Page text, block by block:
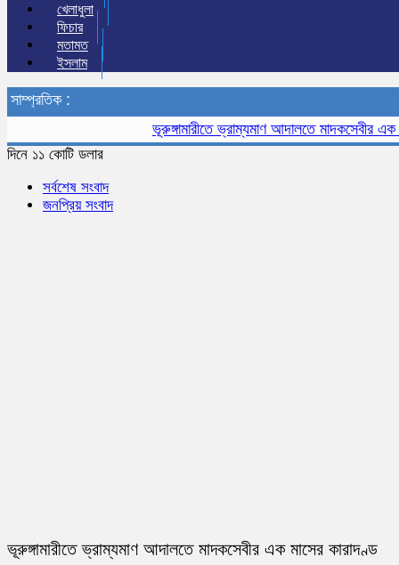
খেলাধুলা
ফিচার
মতামত
ইসলাম
সাম্প্রতিক :
ভূরুঙ্গামারীতে ভ্রাম্যমাণ আদালতে মাদকসেবীর এক মাসের
দিনে ১১ কোটি ডলার
সর্বশেষ সংবাদ
জনপ্রিয় সংবাদ
ভূরুঙ্গামারীতে ভ্রাম্যমাণ আদালতে মাদকসেবীর এক মাসের কারাদণ্ড